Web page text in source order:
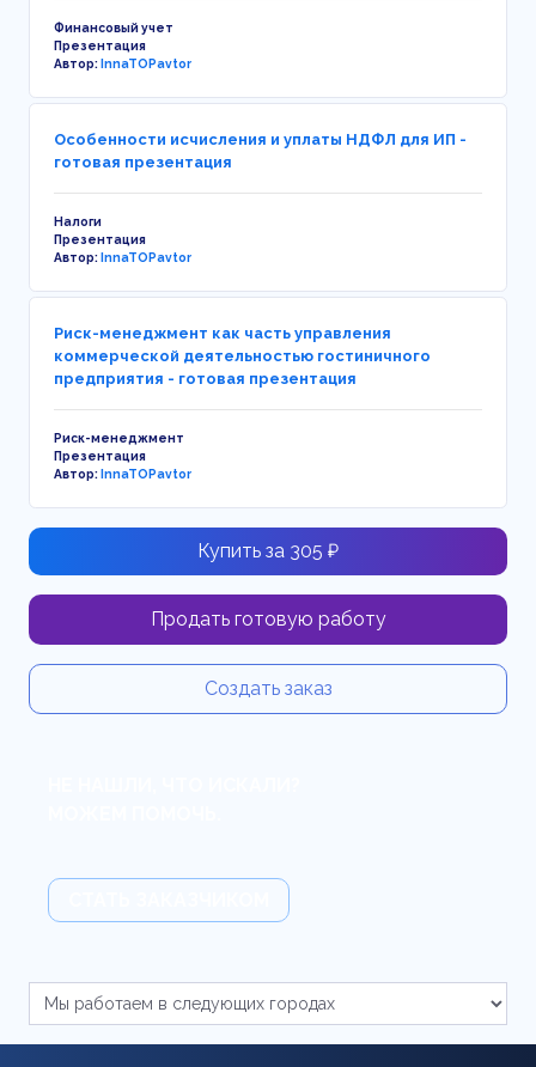
Финансовый учет
Презентация
Автор:InnaTOPavtor
Особенности исчисления и уплаты НДФЛ для ИП -
готовая презентация
Налоги
Презентация
Автор:InnaTOPavtor
Риск-менеджмент как часть управления
коммерческой деятельностью гостиничного
предприятия - готовая презентация
Риск-менеджмент
Презентация
Автор:InnaTOPavtor
Купить за 305 ₽
Продать готовую работу
Создать заказ